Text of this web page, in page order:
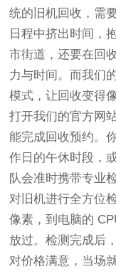
统的旧机回收，需
日程中挤出时间，
市街道，还要在回
力与时间。而我们
模式，让回收变得
打开我们的官方网
能完成回收预约。
作日的午休时段，
队会准时携带专业
对旧机进行全方位
像素，到电脑的
放过。检测完成后
对价格满意，当场